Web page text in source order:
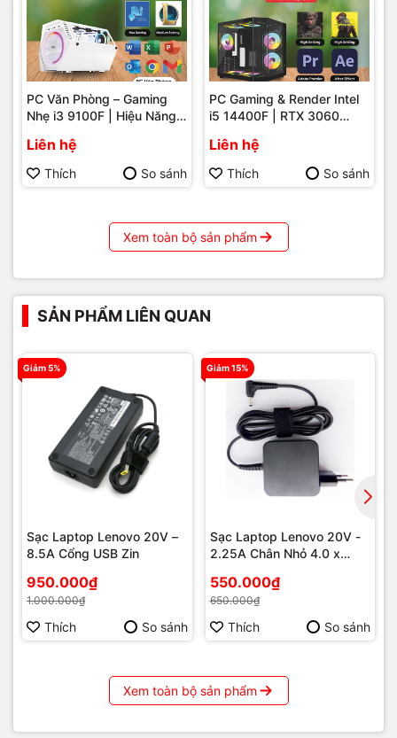
PC Văn Phòng – Gaming
Nhẹ i3 9100F | Hiệu Năng
Tính Hải Đăng Phú Quốc
Liên hệ
Thích So sánh
PC Gaming & Render Intel
i5 14400F | RTX 3060
Mẽ Cho Game Và Đồ Họa
Tại Phú Quốc
Liên hệ
Thích So sánh
Xem toàn bộ sản phẩm
SẢN PHẨM LIÊN QUAN
Giảm 5%
Sạc Laptop Lenovo 20V –
8.5A Cổng USB Zin
950.000₫
1.000.000₫
Thích So sánh
Giảm 15%
Sạc Laptop Lenovo 20V -
2.25A Chân Nhỏ 4.0 x
550.000₫
650.000₫
Thích So sánh
Xem toàn bộ sản phẩm